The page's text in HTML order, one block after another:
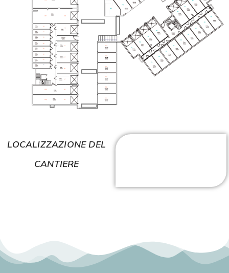
LOCALIZZAZIONE DEL
CANTIERE